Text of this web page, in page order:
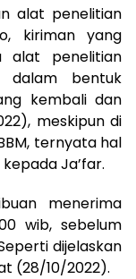
alat penelitian
kiriman yang
alat penelitian
dalam bentuk
kembali dan
meskipun di
ternyata hal
Ja’far.
menerima
wib, sebelum
dijelaskan
(28/10/2022).